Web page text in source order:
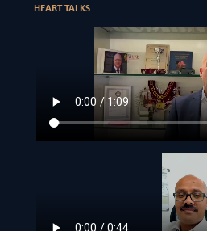
HEART TALKS